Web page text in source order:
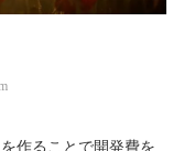
作ることで開発費を